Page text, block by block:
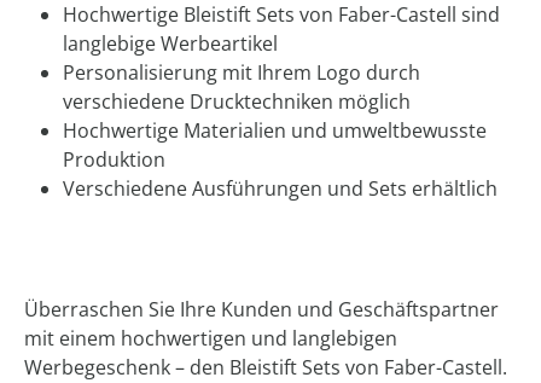
Hochwertige Bleistift Sets von Faber-Castell sind
langlebige Werbeartikel
Personalisierung mit Ihrem Logo durch
verschiedene Drucktechniken möglich
Hochwertige Materialien und umweltbewusste
Produktion
Verschiedene Ausführungen und Sets erhältlich
Überraschen Sie Ihre Kunden und Geschäftspartner
mit einem hochwertigen und langlebigen
Werbegeschenk – den Bleistift Sets von Faber-Castell.